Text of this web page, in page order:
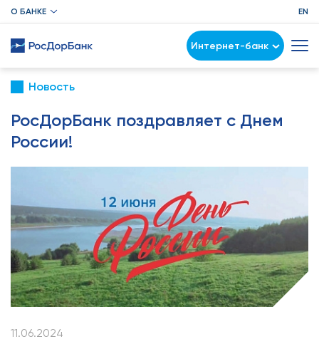
О БАНКЕ EN
Интернет-банк
Новость
РосДорБанк поздравляет с Днем
России!
11.06.2024